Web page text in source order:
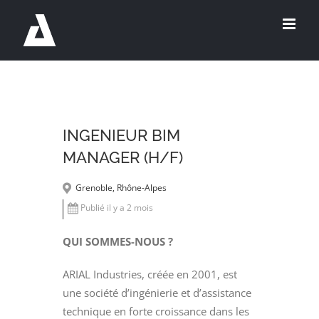
contenu
INGENIEUR BIM
MANAGER (H/F)
Grenoble, Rhône-Alpes
Publié il y a 2 mois
QUI SOMMES-NOUS ?
ARIAL Industries, créée en 2001, est
une société d’ingénierie et d’assistance
technique en forte croissance dans les